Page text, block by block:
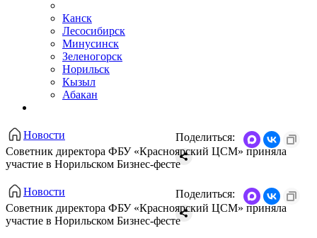
Канск
Лесосибирск
Минусинск
Зеленогорск
Норильск
Кызыл
Абакан
Новости
Советник директора ФБУ «Красноярский ЦСМ» приняла
участие в Норильском Бизнес-фесте
Поделиться:
Новости
Советник директора ФБУ «Красноярский ЦСМ» приняла
участие в Норильском Бизнес-фесте
Поделиться: